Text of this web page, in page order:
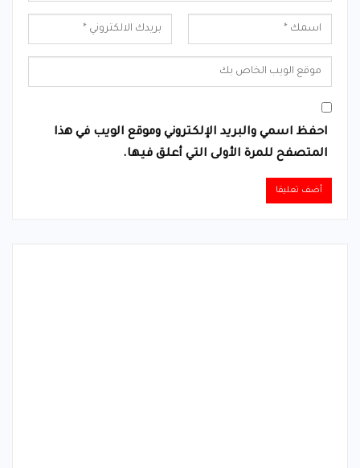
احفظ اسمي والبريد الإلكتروني وموقع الويب في هذا
المتصفح للمرة الأولى التي أعلق فيها.